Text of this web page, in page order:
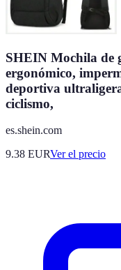
SHEIN Mochila de
ergonómico,
deportiva
ciclismo,
es.shein.com
9.38 EURVer el precio